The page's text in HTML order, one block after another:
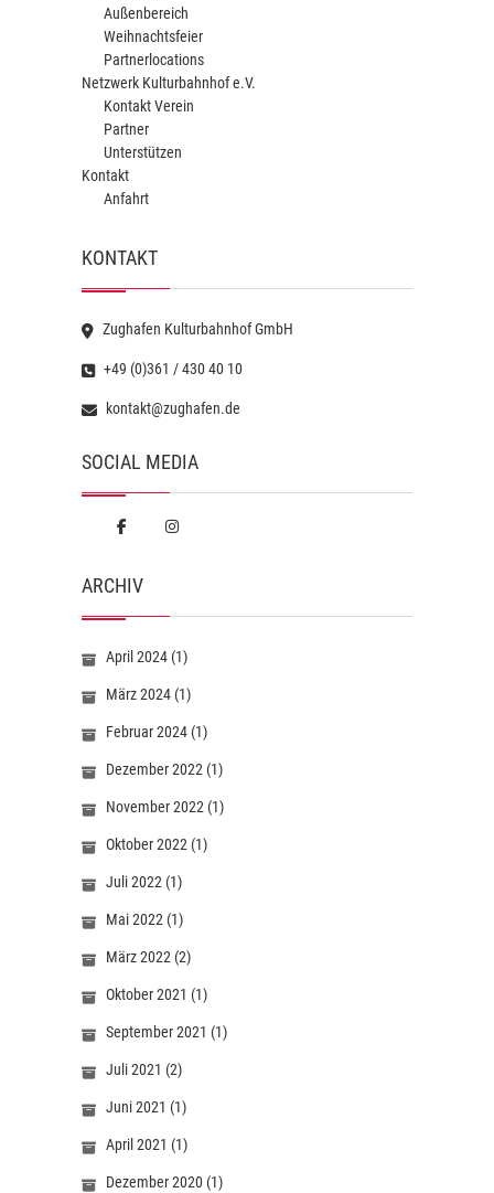
Außenbereich
Weihnachtsfeier
Partnerlocations
Netzwerk Kulturbahnhof e.V.
Kontakt Verein
Partner
Unterstützen
Kontakt
Anfahrt
KONTAKT
Zughafen Kulturbahnhof GmbH
+49 (0)361 / 430 40 10
kontakt@zughafen.de
SOCIAL MEDIA
ARCHIV
April 2024 (1)
März 2024 (1)
Februar 2024 (1)
Dezember 2022 (1)
November 2022 (1)
Oktober 2022 (1)
Juli 2022 (1)
Mai 2022 (1)
März 2022 (2)
Oktober 2021 (1)
September 2021 (1)
Juli 2021 (2)
Juni 2021 (1)
April 2021 (1)
Dezember 2020 (1)